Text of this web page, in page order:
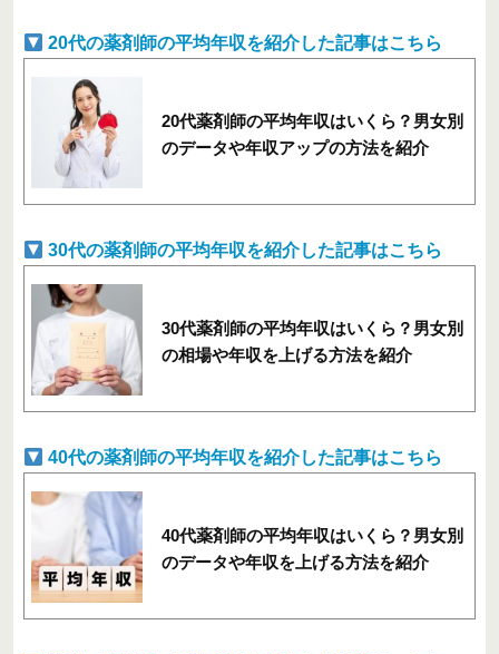
20代の薬剤師の平均年収を紹介した記事はこちら
20代薬剤師の平均年収はいくら？男女別
のデータや年収アップの方法を紹介
30代の薬剤師の平均年収を紹介した記事はこちら
30代薬剤師の平均年収はいくら？男女別
の相場や年収を上げる方法を紹介
40代の薬剤師の平均年収を紹介した記事はこちら
40代薬剤師の平均年収はいくら？男女別
のデータや年収を上げる方法を紹介